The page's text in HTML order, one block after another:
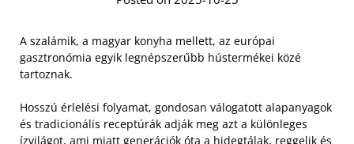
A szalámik, a magyar konyha mellett, az európai
gasztronómia egyik legnépszerűbb hústermékei közé
tartoznak.
Hosszú érlelési folyamat, gondosan válogatott alapanyagok
és tradicionális receptúrák adják meg azt a különleges
ízvilágot, ami miatt generációk óta a hidegtálak, reggelik és